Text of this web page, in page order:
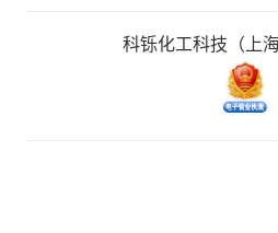
科铄化工科技（上